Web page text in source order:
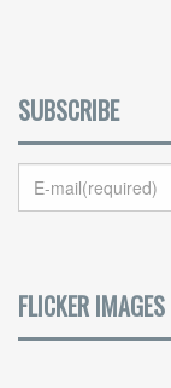
SUBSCRIBE
FLICKER IMAGES